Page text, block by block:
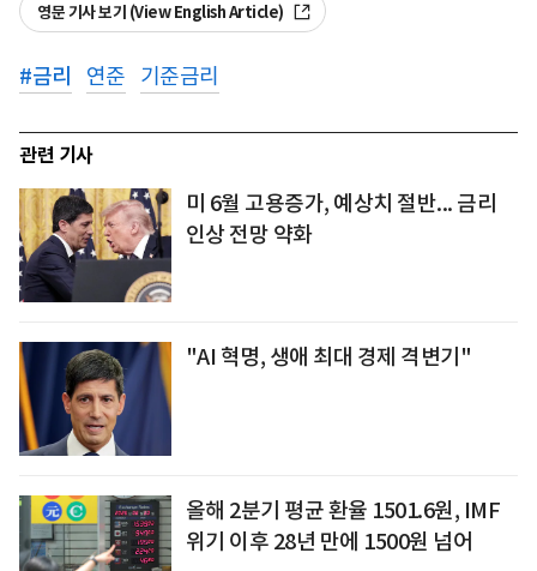
영문 기사 보기 (View English Article)
#금리 연준 기준금리
관련 기사
미 6월 고용증가, 예상치 절반... 금리
인상 전망 약화
"AI 혁명, 생애 최대 경제 격변기"
올해 2분기 평균 환율 1501.6원, IMF
위기 이후 28년 만에 1500원 넘어